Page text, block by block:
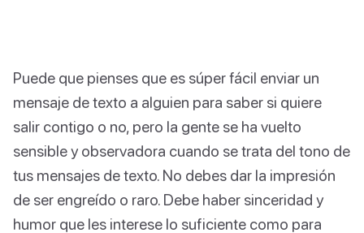
Puede que pienses que es súper fácil enviar un
mensaje de texto a alguien para saber si quiere
salir contigo o no, pero la gente se ha vuelto
sensible y observadora cuando se trata del tono de
tus mensajes de texto. No debes dar la impresión
de ser engreído o raro. Debe haber sinceridad y
humor que les interese lo suficiente como para